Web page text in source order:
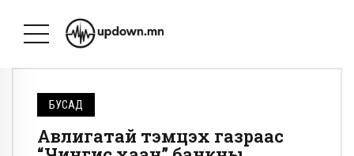
БУСАД
Авлигатай тэмцэх газраас